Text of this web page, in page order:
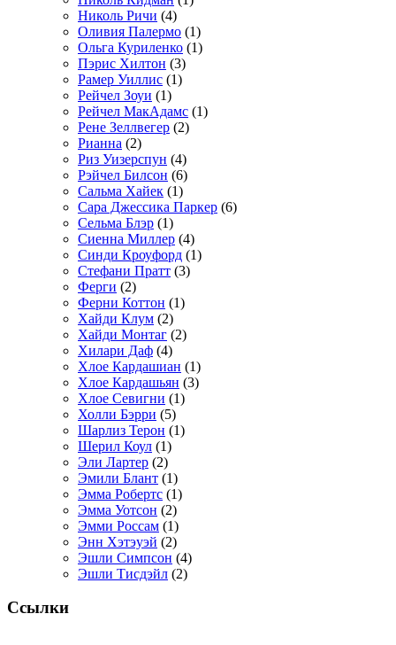
Николь Ричи (4)
Оливия Палермо (1)
Ольга Куриленко (1)
Пэрис Хилтон (3)
Рамер Уиллис (1)
Рейчел Зоуи (1)
Рейчел МакАдамс (1)
Рене Зеллвегер (2)
Рианна (2)
Риз Уизерспун (4)
Рэйчел Билсон (6)
Сальма Хайек (1)
Сара Джессика Паркер (6)
Сельма Блэр (1)
Сиенна Миллер (4)
Синди Кроуфорд (1)
Стефани Пратт (3)
Ферги (2)
Ферни Коттон (1)
Хайди Клум (2)
Хайди Монтаг (2)
Хилари Даф (4)
Хлое Кардашиан (1)
Хлое Кардашьян (3)
Хлое Севигни (1)
Холли Бэрри (5)
Шарлиз Терон (1)
Шерил Коул (1)
Эли Лартер (2)
Эмили Блант (1)
Эмма Робертс (1)
Эмма Уотсон (2)
Эмми Россам (1)
Энн Хэтэуэй (2)
Эшли Симпсон (4)
Эшли Тисдэйл (2)
Ссылки